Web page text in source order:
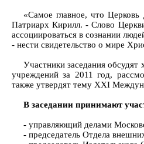
«Самое главное, что
Патриарх Кирилл. - Слово
ассоциироваться в сознании
- нести свидетельство о мире
Участники заседания
учреждений за 2011 год,
также утвердят тему XXI
В заседании принимают
- управляющий делами
- председатель Отдела